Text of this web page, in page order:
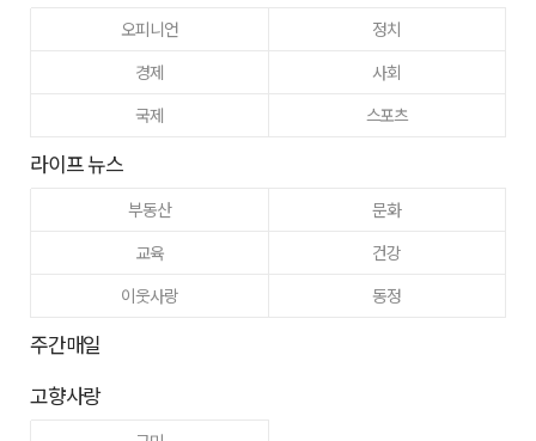
오피니언
정치
경제
사회
국제
스포츠
라이프 뉴스
부동산
문화
교육
건강
이웃사랑
동정
주간매일
고향사랑